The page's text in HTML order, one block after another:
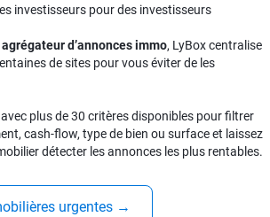
investisseurs pour des investisseurs
agrégateur d’annonces immo, LyBox centralise
de sites pour vous éviter de les
plus de 30 critères disponibles pour filtrer
cash-flow, type de bien ou surface et laissez
détecter les annonces les plus rentables.
urgentes →